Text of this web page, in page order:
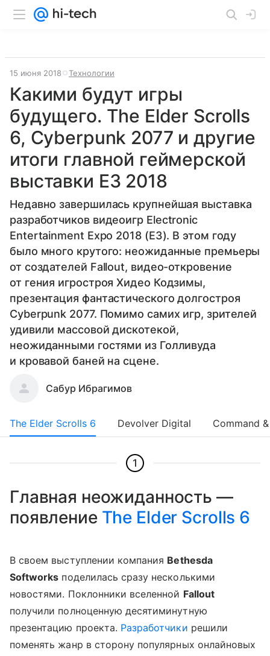
15 июня 2018 Технологии
Какими будут игры
будущего. The Elder Scrolls
6, Cyberpunk 2077 и другие
итоги главной геймерской
выставки E3 2018
Недавно завершилась крупнейшая выставка
разработчиков видеоигр Electronic
Entertainment Expo 2018 (E3). В этом году
было много крутого: неожиданные премьеры
от создателей Fallout, видео-откровение
от гения игростроя Хидео Кодзимы,
презентация фантастического долгостроя
Cyberpunk 2077. Помимо самих игр, зрителей
удивили массовой дискотекой,
неожиданными гостями из Голливуда
и кровавой баней на сцене.
Сабур Ибрагимов
The Elder Scrolls 6 Devolver Digital Command
1
Главная неожиданность —
появление The Elder Scrolls 6
В своем выступлении компания Bethesda
Softworks поделилась сразу несколькими
новостями. Поклонники вселенной Fallout
получили полноценную десятиминутную
презентацию проекта. Разработчики решили
поменять жанр в сторону популярных онлайновых